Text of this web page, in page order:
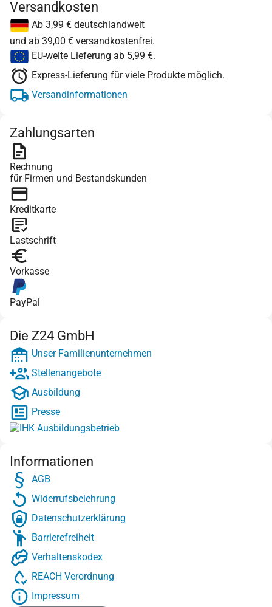
Versandkosten
Ab 3,99 € deutschlandweit
und ab 39,00 € versandkostenfrei.
EU-weite Lieferung ab 5,99 €.
Express-Lieferung für viele Produkte möglich.
Versandinformationen
Zahlungsarten
Rechnung
für Firmen und Bestandskunden
Kreditkarte
Lastschrift
Vorkasse
PayPal
Die Z24 GmbH
Unser Familienunternehmen
Stellenangebote
Ausbildung
Presse
Informationen
AGB
Widerrufsbelehrung
Datenschutzerklärung
Barrierefreiheit
Verhaltenskodex
REACH Verordnung
Impressum